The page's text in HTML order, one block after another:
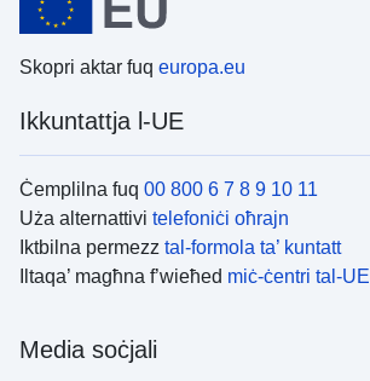
Skopri aktar fuq europa.eu
Ikkuntattja l-UE
Ċemplilna fuq 00 800 6 7 8 9 10 11
Uża alternattivi telefoniċi oħrajn
Iktbilna permezz tal-formola ta’ kuntatt
Iltaqa’ magħna f’wieħed miċ-ċentri tal-UE
Media soċjali